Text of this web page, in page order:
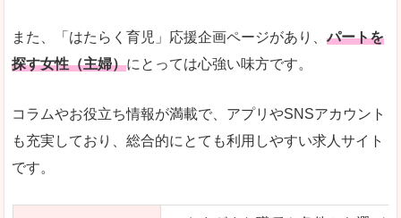
また、「はたらく育児」応援企画ページがあり、パートを
探す女性（主婦）にとっては心強い味方です。
コラムやお役立ち情報が満載で、アプリやSNSアカウント
も充実しており、総合的にとても利用しやすい求人サイト
です。